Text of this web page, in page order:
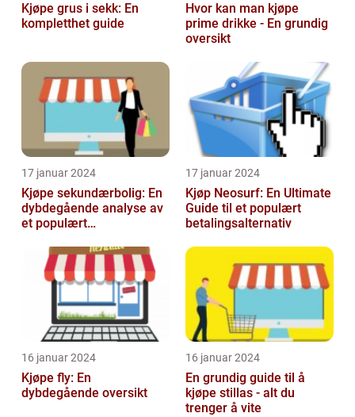
Kjøpe grus i sekk: En
kompletthet guide
Hvor kan man kjøpe
prime drikke - En grundig
oversikt
17 januar 2024
Kjøpe sekundærbolig: En
dybdegående analyse av
et populært
17 januar 2024
Kjøp Neosurf: En Ultimate
Guide til et populært
betalingsalternativ
16 januar 2024
Kjøpe fly: En
dybdegående oversikt
16 januar 2024
En grundig guide til å
kjøpe stillas - alt du
trenger å vite